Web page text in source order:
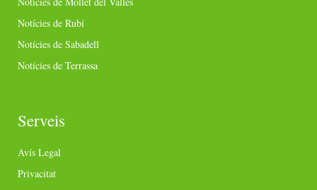
Notícies de Rubí
Notícies de Sabadell
Notícies de Terrassa
Serveis
Avís Legal
Privacitat